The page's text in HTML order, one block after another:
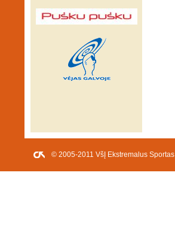
© 2005-2011 VšĮ Ekstremalus Sportas